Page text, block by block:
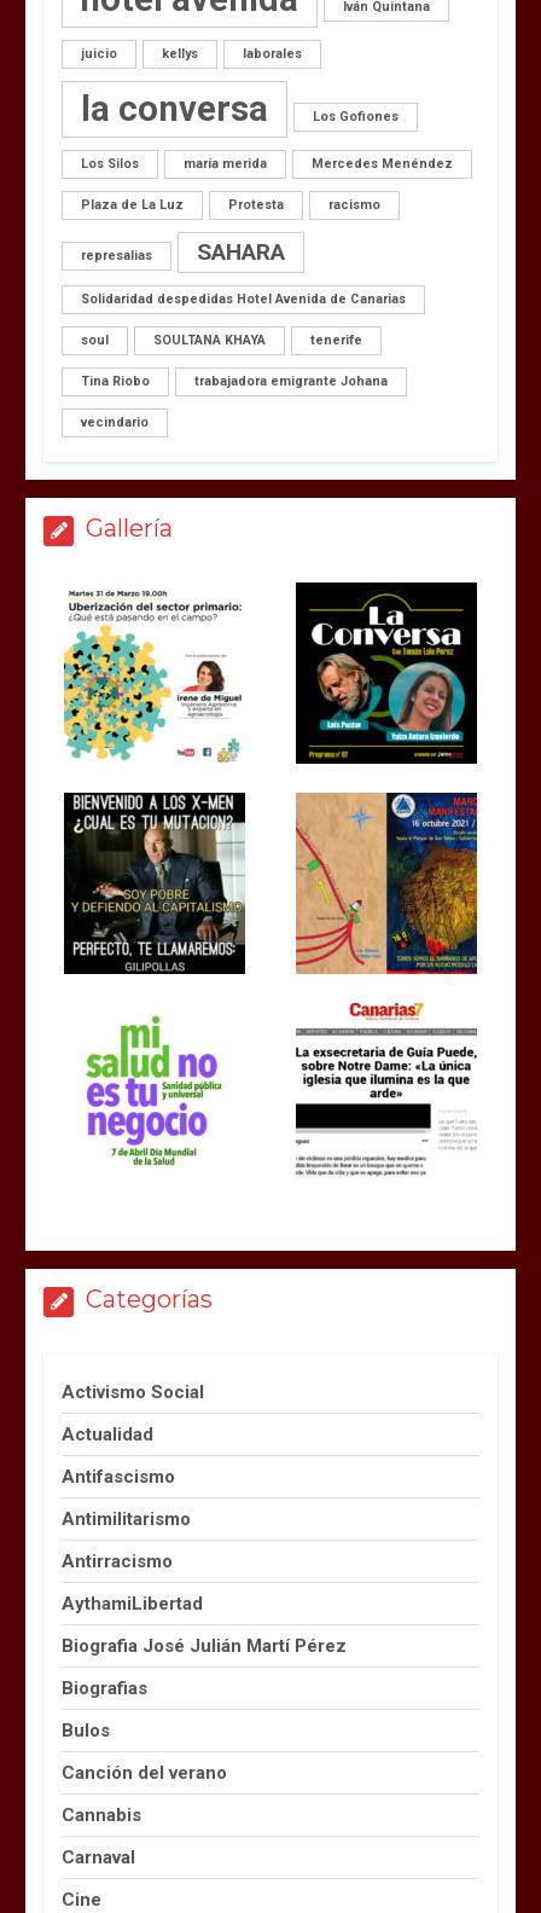
Iván Quintana
juicio kellys laborales
la conversa Los Gofiones
Los Silos maría merida Mercedes Menéndez
Plaza de La Luz Protesta racismo
represalias SAHARA
Solidaridad despedidas Hotel Avenida de Canarias
soul SOULTANA KHAYA tenerife
Tina Riobo trabajadora emigrante Johana
vecindario
Gallería
Categorías
Activismo Social
Actualidad
Antifascismo
Antimilitarismo
Antirracismo
AythamiLibertad
Biografia José Julián Martí Pérez
Biografias
Bulos
Canción del verano
Cannabis
Carnaval
Cine